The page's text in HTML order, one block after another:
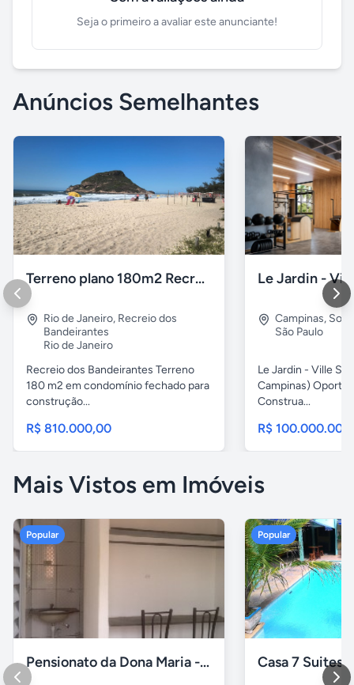
Seja o primeiro a avaliar este anunciante!
Anúncios Semelhantes
Terreno plano 180m2 Recreio dos Bandeirantes
Rio de Janeiro, Recreio dos
Bandeirantes
Rio de Janeiro
Recreio dos Bandeirantes Terreno
180 m2 em condomínio fechado para
construção...
R$ 810.000,00
Campinas,
São Paulo
Le Jardin - Ville
Campinas)
Construa...
R$
Mais Vistos em Imóveis
Popular
Pensionato da Dona Maria - Uberlândia/MG
Popular